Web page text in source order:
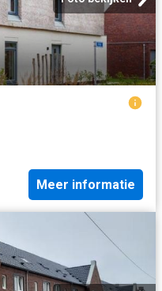
Meer informatie